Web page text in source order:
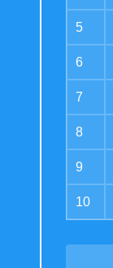
5
6
7
8
9
10